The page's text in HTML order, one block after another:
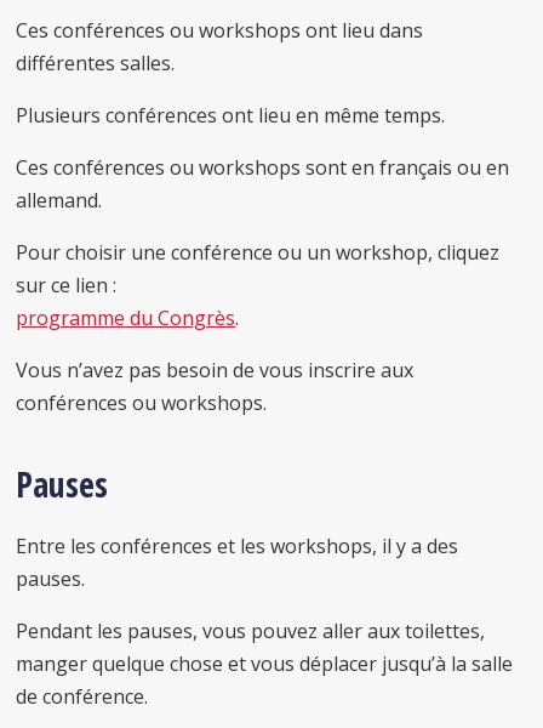
Ces conférences ou workshops ont lieu dans
différentes salles.
Plusieurs conférences ont lieu en même temps.
Ces conférences ou workshops sont en français ou en
allemand.
Pour choisir une conférence ou un workshop, cliquez
sur ce lien :
programme du Congrès.
Vous n’avez pas besoin de vous inscrire aux
conférences ou workshops.
Pauses
Entre les conférences et les workshops, il y a des
pauses.
Pendant les pauses, vous pouvez aller aux toilettes,
manger quelque chose et vous déplacer jusqu’à la salle
de conférence.